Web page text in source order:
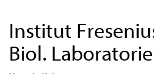
Institut
Biol.